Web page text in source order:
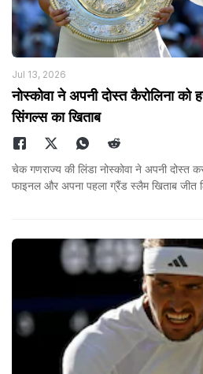
Jul 13, 2026
नोस्कोवा ने अपनी दोस्त कैरोलिना को
सिंगल्स का खिताब
चेक गणराज्य की लिंडा नोस्कोवा ने अपनी दोस्त
फाइनल और अपना पहला ग्रैंड स्लैम खिताब जीत